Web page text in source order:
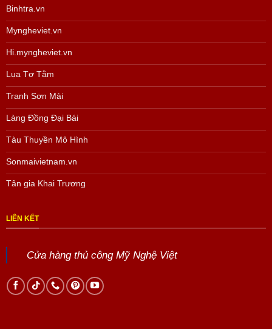
Binhtra.vn
Myngheviet.vn
Hi.myngheviet.vn
Lụa Tơ Tằm
Tranh Sơn Mài
Làng Đồng Đại Bái
Tàu Thuyền Mô Hình
Sonmaivietnam.vn
Tân gia Khai Trương
LIÊN KẾT
Cửa hàng thủ công Mỹ Nghệ Việt